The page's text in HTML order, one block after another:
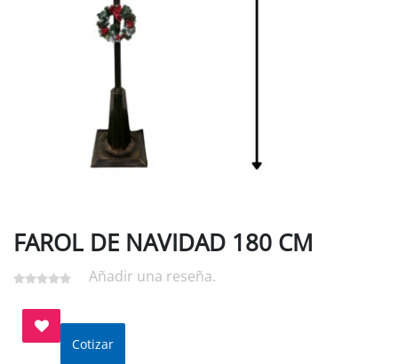
FAROL DE NAVIDAD 180 CM
Añadir una reseña.
Cotizar